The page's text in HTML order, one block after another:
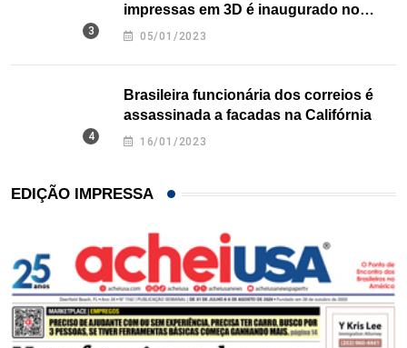
impressas em 3D é inaugurado no
Texas
05/01/2023
Brasileira funcionária dos correios é
assassinada a facadas na Califórnia
16/01/2023
EDIÇÃO IMPRESSA